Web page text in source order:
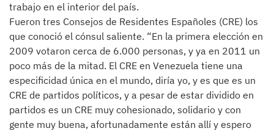
trabajo en el interior del país.
Fueron tres Consejos de Residentes Españoles (CRE) los
que conoció el cónsul saliente. “En la primera elección en
2009 votaron cerca de 6.000 personas, y ya en 2011 un
poco más de la mitad. El CRE en Venezuela tiene una
especificidad única en el mundo, diría yo, y es que es un
CRE de partidos políticos, y a pesar de estar dividido en
partidos es un CRE muy cohesionado, solidario y con
gente muy buena, afortunadamente están allí y espero